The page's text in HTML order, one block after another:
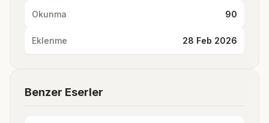
Okunma 90
Eklenme 28 Feb 2026
Benzer Eserler